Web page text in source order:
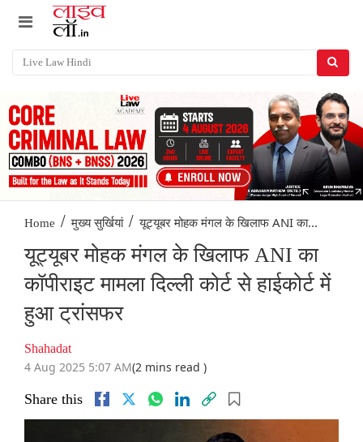
Home / मुख्य सुर्खियां / यूट्यूबर मोहक मंगल के खिलाफ ANI का...
यूट्यूबर मोहक मंगल के खिलाफ ANI का
कॉपीराइट मामला दिल्ली कोर्ट से हाईकोर्ट में
हुआ ट्रांसफर
Shahadat
4 Aug 2025 5:07 AM(2 mins read )
Share this